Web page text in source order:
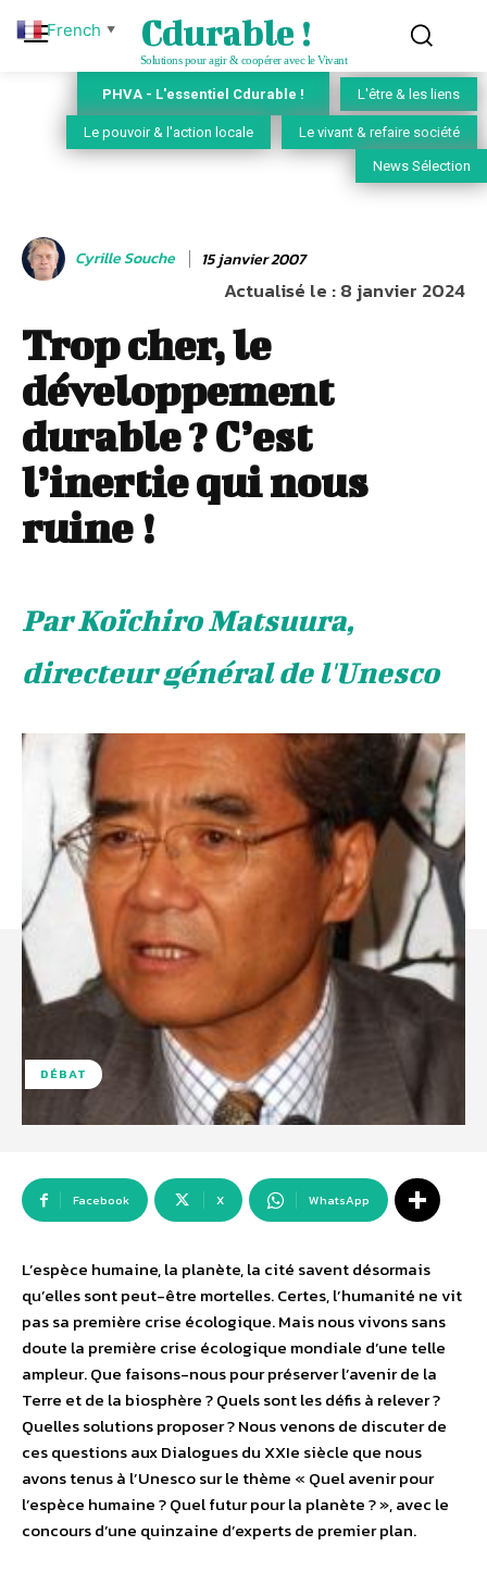
Cdurable !
Solutions pour agir & coopérer avec le Vivant
PHVA - L'essentiel Cdurable ! L'être & les liens
Le pouvoir & l'action locale Le vivant & refaire société
News Sélection
Cyrille Souche 15 janvier 2007
Actualisé le :8 janvier 2024
Trop cher, le
développement
durable ? C’est
l’inertie qui nous
ruine !
Par Koïchiro Matsuura,
directeur général de l'Unesco
DÉBAT
Facebook X WhatsApp
L’espèce humaine, la planète, la cité savent désormais
qu’elles sont peut-être mortelles. Certes, l’humanité ne vit
pas sa première crise écologique. Mais nous vivons sans
doute la première crise écologique mondiale d’une telle
ampleur. Que faisons-nous pour préserver l’avenir de la
Terre et de la biosphère ? Quels sont les défis à relever ?
Quelles solutions proposer ? Nous venons de discuter de
ces questions aux Dialogues du XXIe siècle que nous
avons tenus à l’Unesco sur le thème « Quel avenir pour
l’espèce humaine ? Quel futur pour la planète ? », avec le
concours d’une quinzaine d’experts de premier plan.
French ▼